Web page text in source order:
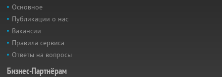
Основное
Публикации о нас
Вакансии
Правила сервиса
Ответы на вопросы
Бизнес-Партнёрам